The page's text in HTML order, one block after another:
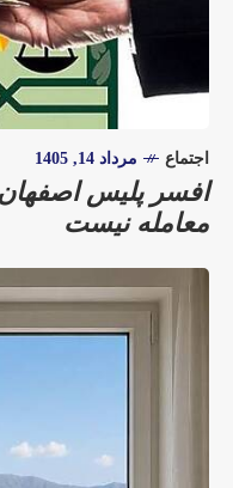
اجتماع مرداد 14, 1405
افسر پلیس
معامله نیست